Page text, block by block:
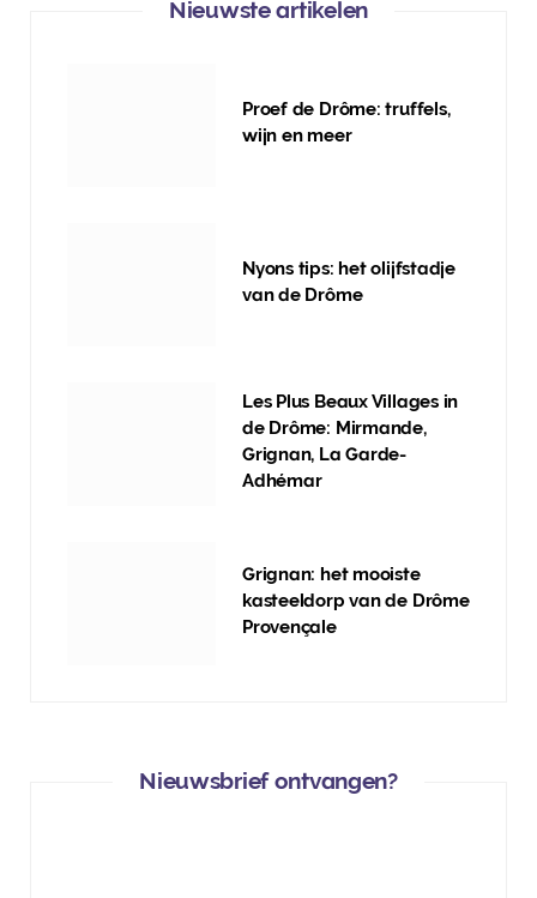
Nieuwste artikelen
Proef de Drôme: truffels,
wijn en meer
Nyons tips: het olijfstadje
van de Drôme
Les Plus Beaux Villages in
de Drôme: Mirmande,
Grignan, La Garde-
Adhémar
Grignan: het mooiste
kasteeldorp van de Drôme
Provençale
Nieuwsbrief ontvangen?